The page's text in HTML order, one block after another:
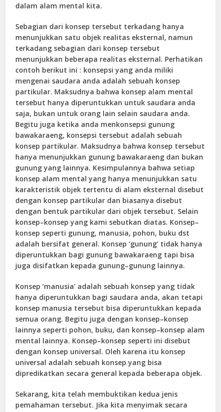
dalam alam mental kita.
Sebagian dari konsep tersebut terkadang hanya
menunjukkan satu objek realitas eksternal, namun
terkadang sebagian dari konsep tersebut
menunjukkan beberapa realitas eksternal. Perhatikan
contoh berikut ini : konsepsi yang anda miliki
mengenai saudara anda adalah sebuah konsep
partikular. Maksudnya bahwa konsep alam mental
tersebut hanya diperuntukkan untuk saudara anda
saja, bukan untuk orang lain selain saudara anda.
Begitu juga ketika anda menkonsepsi gunung
bawakaraeng, konsepsi tersebut adalah sebuah
konsep partikular. Maksudnya bahwa konsep tersebut
hanya menunjukkan gunung bawakaraeng dan bukan
gunung yang lainnya. Kesimpulannya bahwa setiap
konsep alam mental yang hanya menunjukkan satu
karakteristik objek tertentu di alam eksternal disebut
dengan konsep partikular dan biasanya disebut
dengan bentuk partikular dari objek tersebut. Selain
konsep–konsep yang kami sebutkan diatas. Konsep–
konsep seperti gunung, manusia, pohon, buku dst
adalah bersifat general. Konsep ‘gunung’ tidak hanya
diperuntukkan bagi gunung bawakaraeng tapi bisa
juga disifatkan kepada gunung–gunung lainnya.
Konsep ‘manusia’ adalah sebuah konsep yang tidak
hanya diperuntukkan bagi saudara anda, akan tetapi
konsep manusia tersebut bisa diperuntukkan kepada
semua orang. Begitu juga dengan konsep–konsep
lainnya seperti pohon, buku, dan konsep–konsep alam
mental lainnya. Konsep–konsep seperti ini disebut
dengan konsep universal. Oleh karena itu konsep
universal adalah sebuah konsep yang bisa
dipredikatkan secara general kepada beberapa objek.
Sekarang, kita telah membuktikan kedua jenis
pemahaman tersebut. Jika kita menyimak secara